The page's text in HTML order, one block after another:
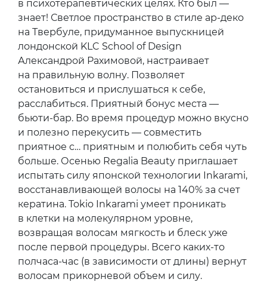
в психотерапевтических целях. Кто был —
знает! Светлое пространство в стиле ар-деко
на Твербуле, придуманное выпускницей
лондонской KLC School of Design
Александрой Рахимовой, настраивает
на правильную волну. Позволяет
остановиться и прислушаться к себе,
расслабиться. Приятный бонус места —
бьюти-бар. Во время процедур можно вкусно
и полезно перекусить — совместить
приятное с… приятным и полюбить себя чуть
больше. Осенью Regalia Beauty приглашает
испытать силу японской технологии Inkarami,
восстанавливающей волосы на 140% за счет
кератина. Tokio Inkarami умеет проникать
в клетки на молекулярном уровне,
возвращая волосам мягкость и блеск уже
после первой процедуры. Всего каких-то
полчаса-час (в зависимости от длины) вернут
волосам прикорневой объем и силу.